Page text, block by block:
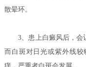
散晕环。
3、患上白癜风后，会
而白斑对日光或紫外线